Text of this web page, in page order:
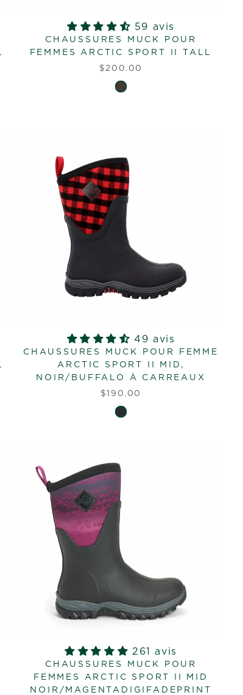
59 avis
CHAUSSURES MUCK POUR
FEMMES ARCTIC SPORT II TALL
$200.00
49 avis
CHAUSSURES MUCK POUR FEMME
ARCTIC SPORT II MID,
NOIR/BUFFALO À CARREAUX
$190.00
261 avis
CHAUSSURES MUCK POUR
FEMMES ARCTIC SPORT II MID
NOIR/MAGENTADIGIFADEPRINT